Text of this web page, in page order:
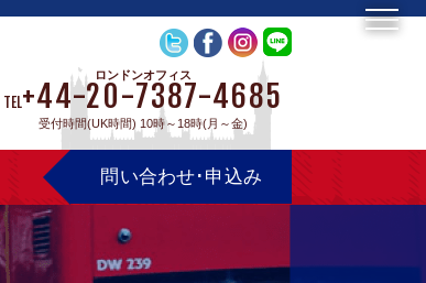
ロンドンオフィス
TEL+44-20-7387-4685
受付時間(UK時間) 10時～18時(月～金)
問い合わせ･申込み